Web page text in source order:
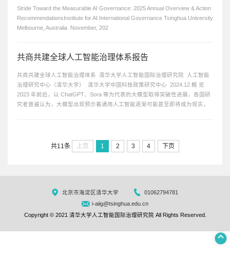
Stride Toward the Measurable AI Governance: 2025 Annual Overview & Action
RecommendationsInstitute for AI International Governance Tsinghua University
Melbourne, Australia November, 202
共商共建全球人工智能治理体系报告
共商共建全球人工智能治理体系 清华大学人工智能国际治理研究院 人工智能
治理研究中心（清华大学） 清华大学中国科技政策研究中心 2024.12 概 览
2023 年前后，以 ChatGPT、Sora 等为代表的大模型取得突破性进展，各国研
究者普遍认为，大模型出现预示着通用人工智能逐渐可能甚至即将成为现实，
共11条 上页 1 2 3 4 下页
北京市海淀区清华大学
01062794781
i-aiig@tsinghua.edu.cn
Copyright © 2021 清华大学人工智能国际治理研究院 All Rights Reserved.